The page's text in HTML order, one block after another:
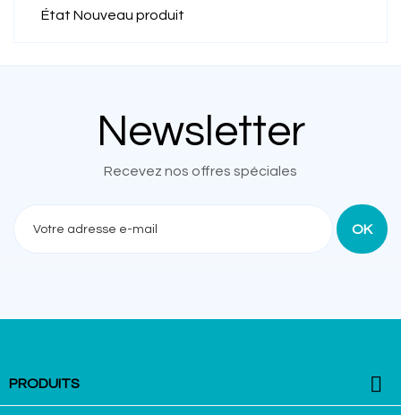
État Nouveau produit
Newsletter
Recevez nos offres spéciales
PRODUITS 